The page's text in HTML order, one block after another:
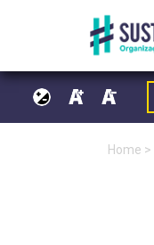
Home >